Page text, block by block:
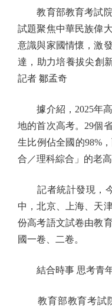
教育部教育考試院
試題聚焦中華民族偉
意識與家國情懷，激
達，助力培養拔尖創
記者 鄒孟奇
據介紹，2025年高
地的首次高考。29個
生比例佔全國的98%
合／理科綜合」的老高
記者統計發現，今
中，北京、上海、天
份高考語文試卷由教
國一卷、二卷。
結合時事 思考青年
教育部教育考試院